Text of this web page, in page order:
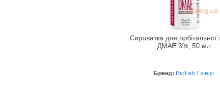
Сироватка для орбітальної
ДМАЕ 3%, 50 мл
Бренд: BioLab Estetic